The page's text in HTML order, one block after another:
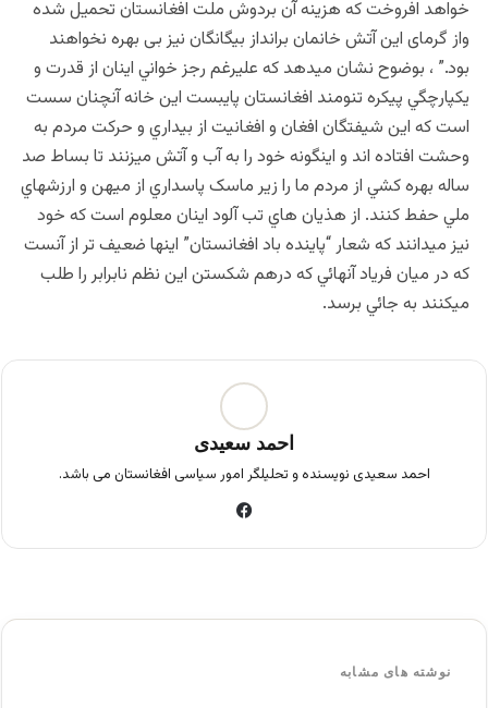
خواهد افروخت که هزینه آن بردوش ملت افغانستان تحمیل شده
واز گرمای این آتش خانمان برانداز بیگانگان نیز بی بهره نخواهند
بود.” ، بوضوح نشان ميدهد که علیرغم رجز خواني اينان از قدرت و
يکپارچگي پيکره تنومند افغانستان پايبست اين خانه آنچنان سست
است که اين شيفتگان افغان و افغانیت از بيداري و حرکت مردم به
وحشت افتاده اند و اينگونه خود را به آب و آتش ميزنند تا بساط صد
ساله بهره کشي از مردم ما را زير ماسک پاسداري از ميهن و ارزشهاي
ملي حفط کنند. از هذيان هاي تب آلود اينان معلوم است که خود
نيز ميدانند که شعار “پاينده باد افغانستان” اينها ضعيف تر از آنست
که در ميان فرياد آنهائي که درهم شکستن اين نظم نابرابر را طلب
ميکنند به جائي برسد.
احمد سعیدی
احمد سعیدی نویسنده و تحلیلگر امور سیاسی افغانستان می باشد.
نوشته های مشابه